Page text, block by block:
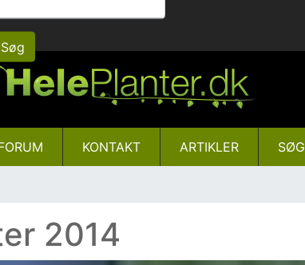
hovedindhold
Søg
KONTAKT ARTIKLER SØG
2014